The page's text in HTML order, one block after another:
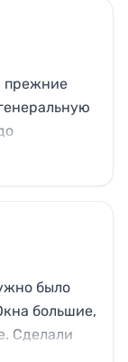
прежние
и
было
большие,
Сделали
сетки